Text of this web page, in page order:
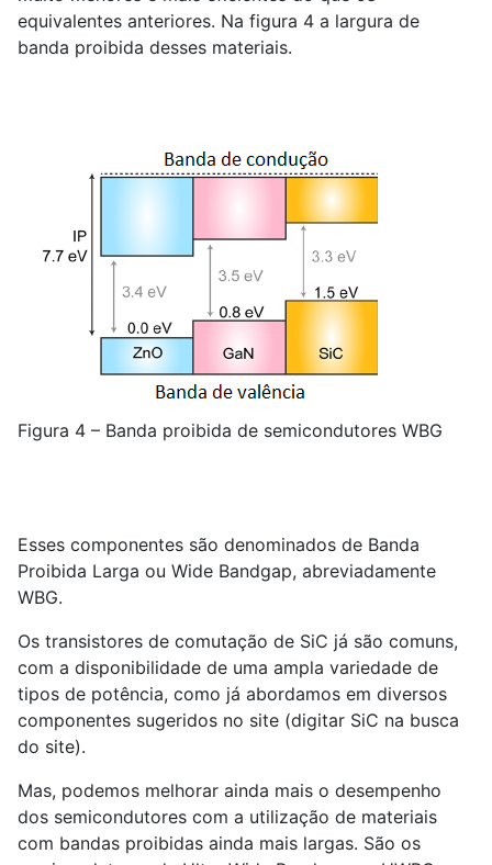
equivalentes anteriores. Na figura 4 a largura de
banda proibida desses materiais.
Figura 4 – Banda proibida de semicondutores WBG
Esses componentes são denominados de Banda
Proibida Larga ou Wide Bandgap, abreviadamente
WBG.
Os transistores de comutação de SiC já são comuns,
com a disponibilidade de uma ampla variedade de
tipos de potência, como já abordamos em diversos
componentes sugeridos no site (digitar SiC na busca
do site).
Mas, podemos melhorar ainda mais o desempenho
dos semicondutores com a utilização de materiais
com bandas proibidas ainda mais largas. São os